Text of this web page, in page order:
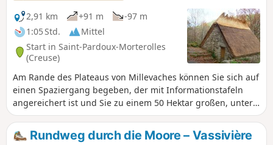
2,91 km
+91 m
-97 m
1:05 Std.
Mittel
Start in Saint-Pardoux-Morterolles
(Creuse)
Am Rande des Plateaus von Millevaches können Sie sich auf
einen Spaziergang begeben, der mit Informationstafeln
angereichert ist und Sie zu einem 50 Hektar großen, unter
Naturschutz stehenden Naturgebiet führt.
Rundweg durch die Moore – Vassivière